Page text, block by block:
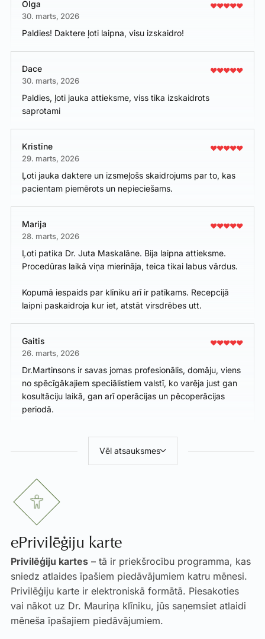
Olga
30. marts, 2026
Paldies! Daktere ļoti laipna, visu izskaidro!
Dace
30. marts, 2026
Paldies, ļoti jauka attieksme, viss tika izskaidrots
saprotami
Kristīne
29. marts, 2026
Ļoti jauka daktere un izsmeļošs skaidrojums par to, kas
pacientam piemērots un nepieciešams.
Marija
28. marts, 2026
Ļoti patika Dr. Juta Maskalāne. Bija laipna attieksme.
Procedūras laikā viņa mierināja, teica tikai labus vārdus.
Kopumā iespaids par klīniku arī ir patīkams. Recepcijā
laipni paskaidroja kur iet, atstāt virsdrēbes utt.
Gaitis
26. marts, 2026
Dr.Martinsons ir savas jomas profesionālis, domāju, viens
no spēcīgākajiem speciālistiem valstī, ko varēja just gan
kosultāciju laikā, gan arī operācijas un pēcoperācijas
periodā.
Vēl atsauksmes
ePrivilēģiju karte
Privilēģiju kartes – tā ir priekšrocību programma, kas
sniedz atlaides īpašiem piedāvājumiem katru mēnesi.
Privilēģiju karte ir elektroniskā formātā. Piesakoties
vai nākot uz Dr. Mauriņa klīniku, jūs saņemsiet atlaidi
mēneša īpašajiem piedāvājumiem.